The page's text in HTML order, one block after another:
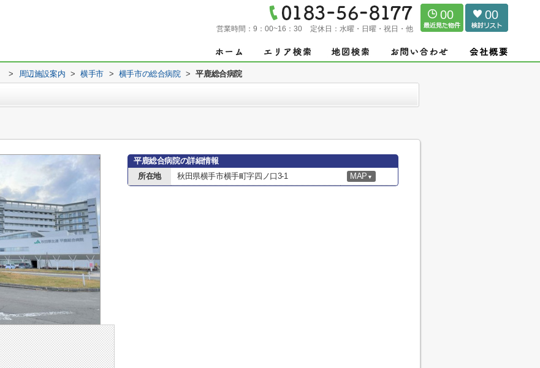
営業時間： 9：00~16：30 定休日： 水曜・日曜・祝日・他
00 00
> 周辺施設案内 > 横手市 > 横手市の総合病院 > 平鹿総合病院
平鹿総合病院の詳細情報
所在地
秋田県横手市横手町字四ノ口3-1 MAP ▼